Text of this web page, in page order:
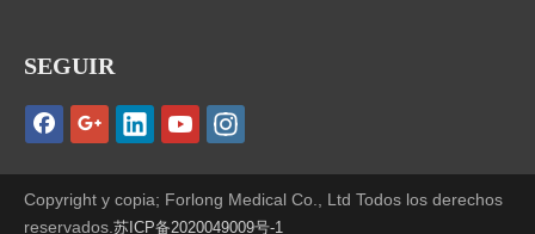
SEGUIR
Copyright y copia; Forlong Medical Co., Ltd Todos los derechos
reservados. 苏ICP备2020049009号-1